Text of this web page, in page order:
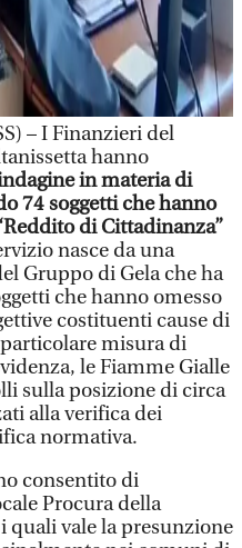
– I Finanzieri del
hanno
in materia di
74 soggetti che hanno
di Cittadinanza”
nasce da una
Gruppo di Gela che ha
che hanno omesso
costituenti cause di
particolare misura di
le Fiamme Gialle
sulla posizione di circa
alla verifica dei
normativa.
consentito di
Procura della
quali vale la presunzione